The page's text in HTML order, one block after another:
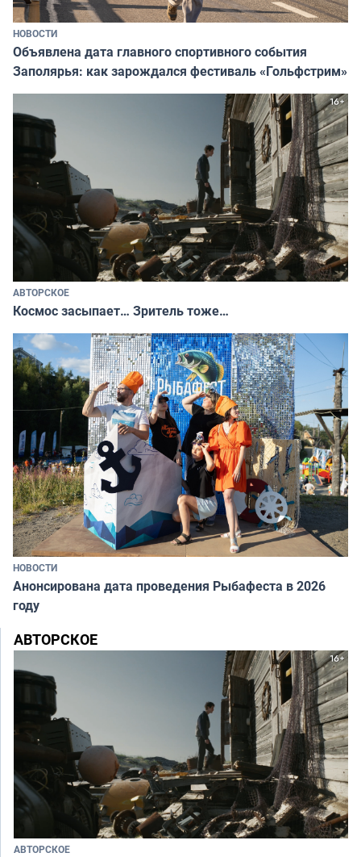
НОВОСТИ
Объявлена дата главного спортивного события
Заполярья: как зарождался фестиваль «Гольфстрим»
АВТОРСКОЕ
Космос засыпает… Зритель тоже…
НОВОСТИ
Анонсирована дата проведения Рыбафеста в 2026
году
АВТОРСКОЕ
АВТОРСКОЕ